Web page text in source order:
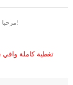
مرحبا بكم في التحقيق الخاص بك ، سنرد عليك خلال 24 ساعة!